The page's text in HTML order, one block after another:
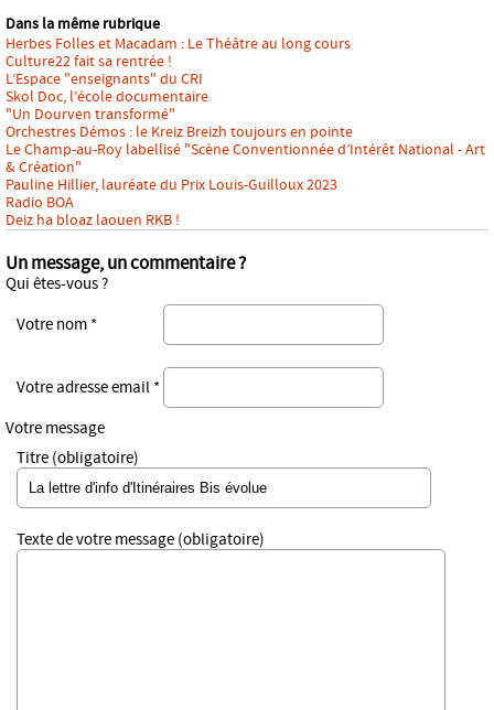
Dans la même rubrique
Herbes Folles et Macadam : Le Théâtre au long cours
Culture22 fait sa rentrée !
L’Espace "enseignants" du CRI
Skol Doc, l’école documentaire
"Un Dourven transformé"
Orchestres Démos : le Kreiz Breizh toujours en pointe
Le Champ-au-Roy labellisé "Scène Conventionnée d’Intérêt National - Art
& Création"
Pauline Hillier, lauréate du Prix Louis-Guilloux 2023
Radio BOA
Deiz ha bloaz laouen RKB !
Un message, un commentaire ?
Qui êtes-vous ?
Votre nom *
Votre adresse email *
Votre message
Titre (obligatoire)
Texte de votre message (obligatoire)